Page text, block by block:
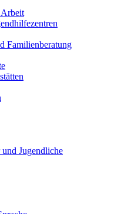
Familienberatung
Jugendliche